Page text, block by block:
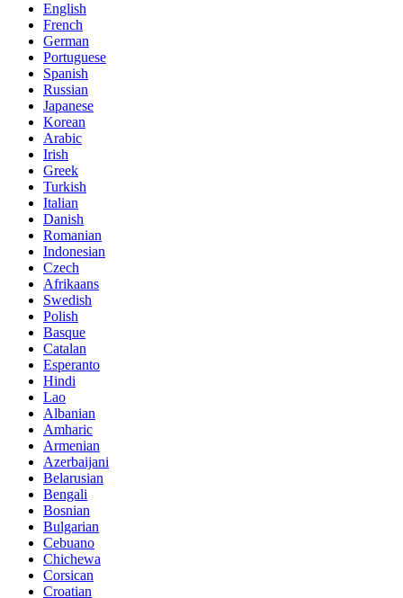
English
French
German
Portuguese
Spanish
Russian
Japanese
Korean
Arabic
Irish
Greek
Turkish
Italian
Danish
Romanian
Indonesian
Czech
Afrikaans
Swedish
Polish
Basque
Catalan
Esperanto
Hindi
Lao
Albanian
Amharic
Armenian
Azerbaijani
Belarusian
Bengali
Bosnian
Bulgarian
Cebuano
Chichewa
Corsican
Croatian